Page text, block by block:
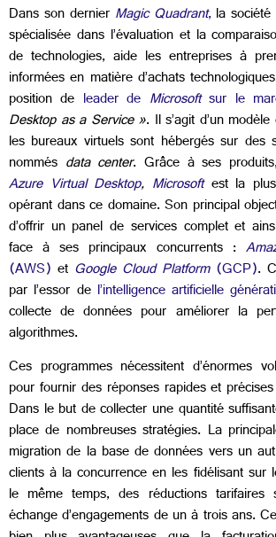
Dans son dernier Magic Quadrant, la
spécialisée dans l’évaluation et la
de technologies, aide les entreprises à
informées en matière d’achats
position de leader de Microsoftsur le
Desktop as a Service ». Il s’agit d’un
les bureaux virtuels sont hébergés sur des
nommés data center. Grâce à ses
Azure Virtual Desktop, Microsoftest la plus
opérant dans ce domaine. Son principal
d’offrir un panel de services complet et
face à ses principaux concurrents :
(AWS) et Google Cloud Platform(GCP).
par l’essor del’intelligence artificielle
collecte de données pour améliorer la
algorithmes.
Ces programmes nécessitent d’énormes
pour fournir des réponses rapides et
Dans le but de collecter une quantité
place de nombreuses stratégies. La
migration de la base de données vers un
clients à la concurrence en les fidélisant sur
le même temps, des réductions tarifaires
échange d’engagements de un à trois ans.